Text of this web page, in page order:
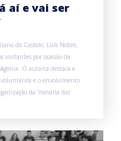
aí e vai ser
do Castelo, Luís Nobre,
visitantes por ocasião da
O autarca destaca a
e o envolvimento
da “romaria das